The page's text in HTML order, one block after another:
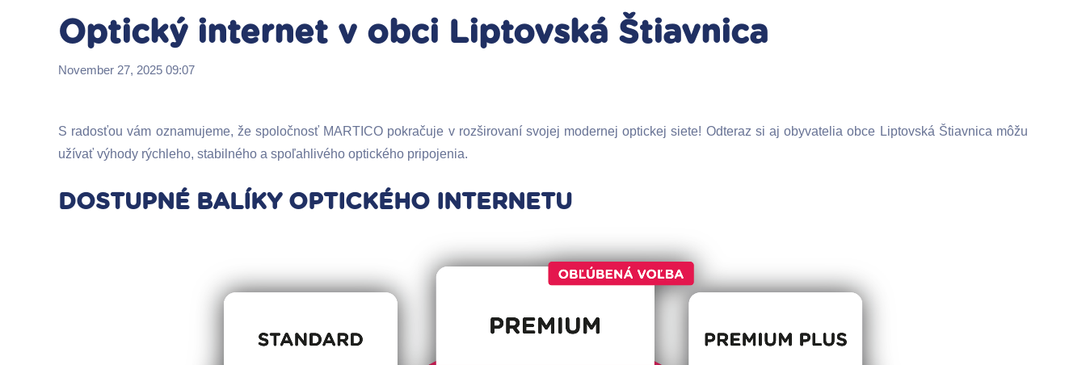
Optický internet v obci Liptovská Štiavnica
November 27, 2025 09:07
S radosťou vám oznamujeme, že spoločnosť MARTICO pokračuje v rozširovaní svojej modernej optickej siete! Odteraz si aj obyvatelia obce Liptovská Štiavnica môžu
užívať výhody rýchleho, stabilného a spoľahlivého optického pripojenia.
DOSTUPNÉ BALÍKY OPTICKÉHO INTERNETU